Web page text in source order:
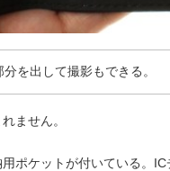
を出して撮影もできる。
ません。
ポケットが付いている。